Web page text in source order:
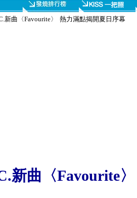
新曲〈Favourite〉 熱力滿點揭開夏日序幕
新曲〈Favourite